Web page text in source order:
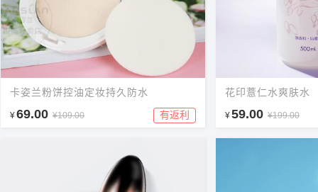
卡姿兰粉饼控油定妆持久防水
¥69.00 ¥109.00 有返利
花印薏仁水爽肤水
¥59.00 ¥199.00